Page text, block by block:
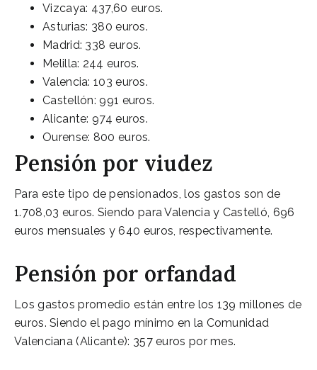
Vizcaya: 437,60 euros.
Asturias: 380 euros.
Madrid: 338 euros.
Melilla: 244 euros.
Valencia: 103 euros.
Castellón: 991 euros.
Alicante: 974 euros.
Ourense: 800 euros.
Pensión por viudez
Para este tipo de pensionados, los gastos son de
1.708,03 euros. Siendo para Valencia y Castelló, 696
euros mensuales y 640 euros, respectivamente.
Pensión por orfandad
Los gastos promedio están entre los 139 millones de
euros. Siendo el pago mínimo en la Comunidad
Valenciana (Alicante): 357 euros por mes.